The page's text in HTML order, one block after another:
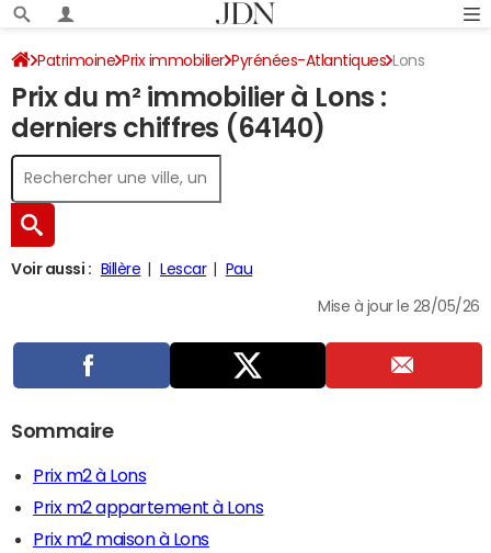
Patrimoine Prix immobilier Pyrénées-Atlantiques Lons
Prix du m² immobilier à Lons :
derniers chiffres (64140)
Voir aussi : Billère Lescar Pau
Mise à jour le 28/05/26
Sommaire
Prix m2 à Lons
Prix m2 appartement à Lons
Prix m2 maison à Lons